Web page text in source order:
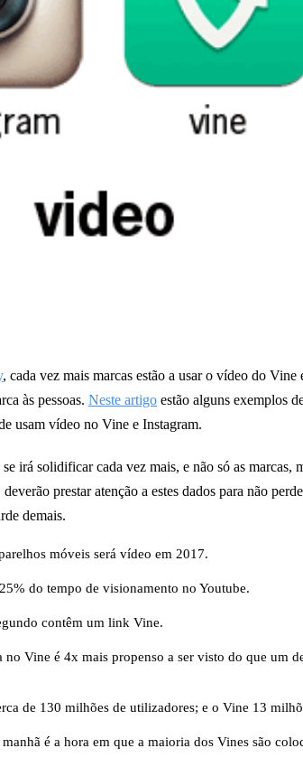
, cada vez mais marcas estão a usar o vídeo do Vine
às pessoas. Neste artigo estão alguns exemplos
usam vídeo no Vine e Instagram.
irá solidificar cada vez mais, e não só as marcas,
prestar atenção a estes dados para não
demais.
móveis será vídeo em 2017.
do tempo de visionamento no Youtube.
contêm um link Vine.
no Vine é 4x mais propenso a ser visto do que um
de 130 milhões de utilizadores; e o Vine 13
é a hora em que a maioria dos Vines são